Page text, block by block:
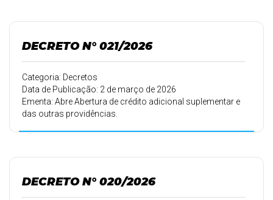
DECRETO N° 021/2026
Categoria: Decretos
Data de Publicação: 2 de março de 2026
Ementa: Abre Abertura de crédito adicional suplementar e
das outras providências.
DECRETO N° 020/2026